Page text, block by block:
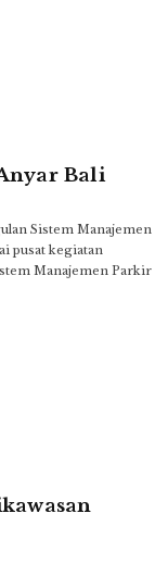
Bali
Sistem Manajemen
pusat kegiatan
Manajemen Parkir